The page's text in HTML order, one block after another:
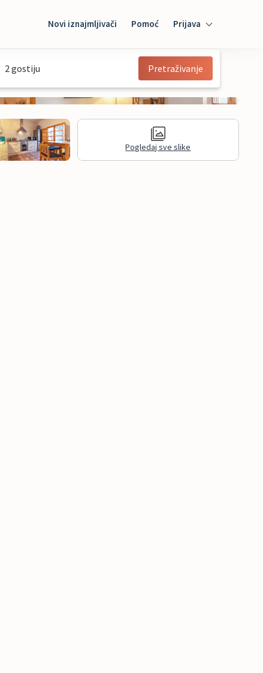
Novi iznajmljivači Pomoć Prijava
Mybooking
2 gostiju Pretraživanje
Pogledaj sve slike